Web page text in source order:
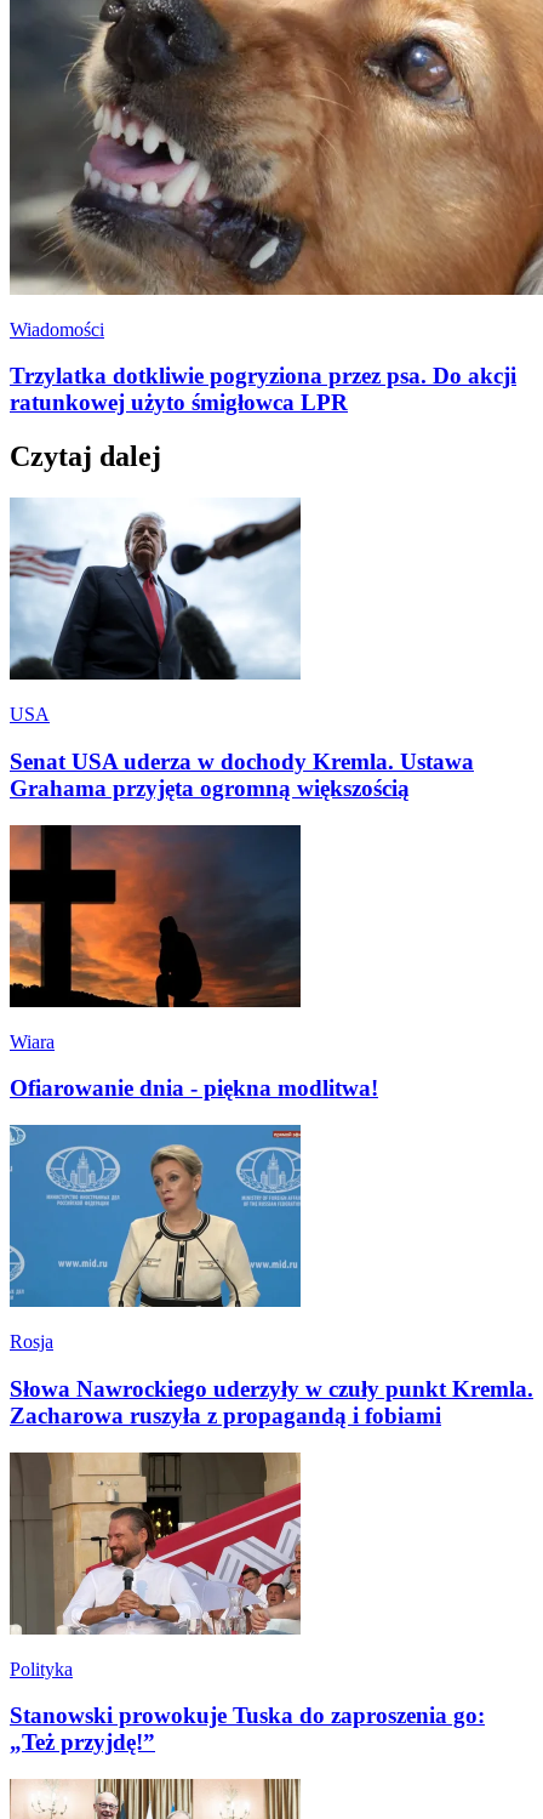
Wiadomości
Trzylatka dotkliwie pogryziona przez psa. Do akcji
ratunkowej użyto śmigłowca LPR
Czytaj dalej
USA
Senat USA uderza w dochody Kremla. Ustawa
Grahama przyjęta ogromną większością
Wiara
Ofiarowanie dnia - piękna modlitwa!
Rosja
Słowa Nawrockiego uderzyły w czuły punkt Kremla.
Zacharowa ruszyła z propagandą i fobiami
Polityka
Stanowski prowokuje Tuska do zaproszenia go:
„Też przyjdę!”